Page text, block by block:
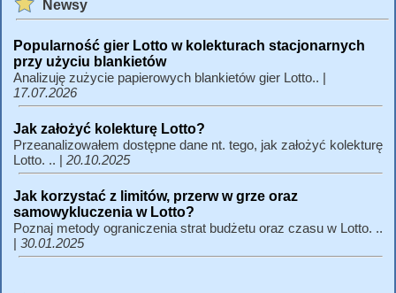
Newsy
Popularność gier Lotto w kolekturach stacjonarnych
przy użyciu blankietów
Analizuję zużycie papierowych blankietów gier Lotto.. |
17.07.2026
Jak założyć kolekturę Lotto?
Przeanalizowałem dostępne dane nt. tego, jak założyć kolekturę
Lotto. .. | 20.10.2025
Jak korzystać z limitów, przerw w grze oraz
samowykluczenia w Lotto?
Poznaj metody ograniczenia strat budżetu oraz czasu w Lotto. ..
| 30.01.2025